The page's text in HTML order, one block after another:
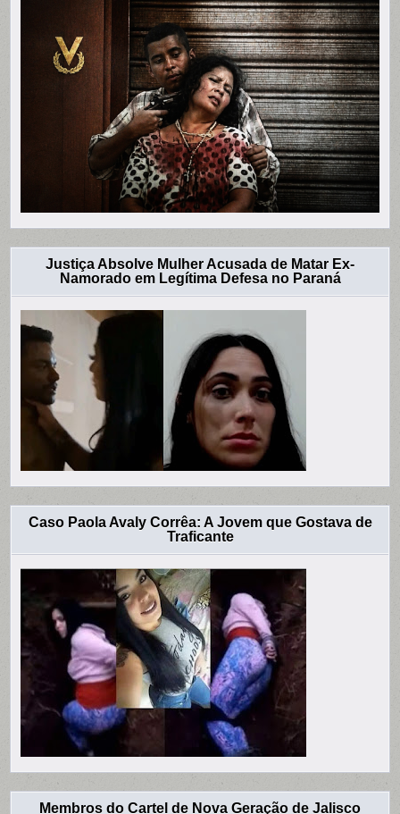
Justiça Absolve Mulher Acusada de Matar Ex-
Namorado em Legítima Defesa no Paraná
Caso Paola Avaly Corrêa: A Jovem que Gostava de
Traficante
Membros do Cartel de Nova Geração de Jalisco